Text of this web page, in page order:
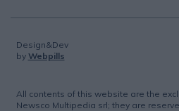
Design&Dev
by Webpills
All contents of this website are the
Newsco Multipedia srl; they are